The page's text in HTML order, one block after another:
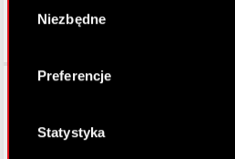
lokalizacji geograficznej
Identyfikować Twoje
analizując
palca)
zgody
Niezbędne
Preferencje
Statystyka